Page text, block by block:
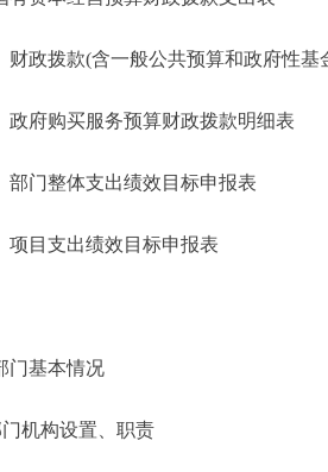
拨款(含一般公共预算和政府性基
府购买服务预算财政拨款明细表
门整体支出绩效目标申报表
目支出绩效目标申报表
基本情况
构设置、职责